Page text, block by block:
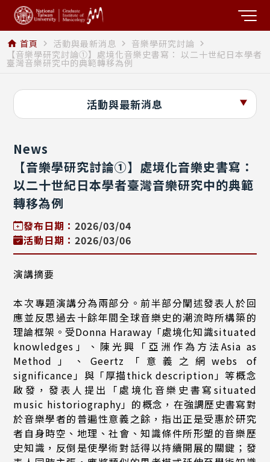
home 首頁 navigate_next 活動與最新消息 navigate_next 音樂學研究討論 navigate_next
【音樂學研究討論①】處境化音樂史書寫： 以二十世紀日本學者
臺灣音樂研究中的典範轉移為例
活動與最新消息
News
【音樂學研究討論①】處境化音樂史書寫：
以二十世紀日本學者臺灣音樂研究中的典範
轉移為例
發布日期：2026/03/04
活動日期：2026/03/06
演講摘要
本次專題演講分為兩部分。前半部分闡述發表人於回
應並反思過去十餘年間全球音樂史的潮流時所構築的
理論框架。受Donna Haraway「處境化知識situated
knowledges」、陳光興「亞洲作為方法Asia as
Method」、Geertz「意義之網webs of
significance」與「厚描thick description」等概念
啟發，發表人提出「處境化音樂史書寫situated
music historiography」的概念，在強調歷史書寫對
於音樂學者的普遍性意義之餘，指出正是受惠於研究
者自身時空、地理、社會、知識條件所形塑的音樂歷
史知識，反倒是使學術對話得以持續開展的關鍵；發